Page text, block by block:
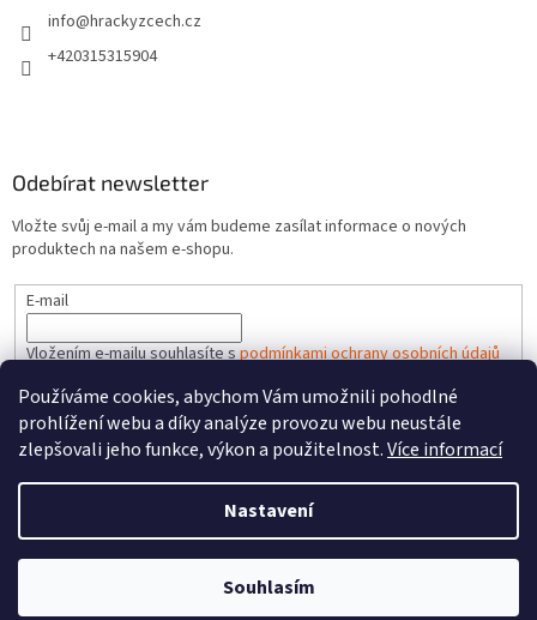
Používáme cookies, abychom Vám umožnili pohodlné
prohlížení webu a díky analýze provozu webu neustále
zlepšovali jeho funkce, výkon a použitelnost.Více informací
Nastavení
Souhlasím
info@hrackyzcech.cz
+420315315904
Odebírat newsletter
Vložte svůj e-mail a my vám budeme zasílat informace o nových
produktech na našem e-shopu.
E-mail
Vložením e-mailu souhlasíte spodmínkami ochrany osobních údajů
PŘIHLÁSIT SE
Vytvořil Shoptet
HRACKYzCECH.cz. Všechna práva vyhrazena.